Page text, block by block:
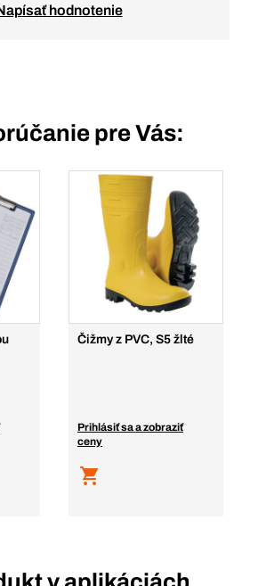
hodnotenie
pre Vás:
Čižmy z PVC, S5 žlté
Prihlásiť sa a zobraziť
ceny